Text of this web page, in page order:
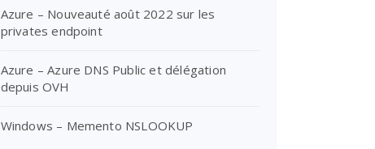
Azure – Nouveauté août 2022 sur les
privates endpoint
Azure – Azure DNS Public et délégation
depuis OVH
Windows – Memento NSLOOKUP